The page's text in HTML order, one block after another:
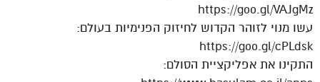
https://goo.gl/VAJgMz
עשו מנוי לזוהר הקדוש לחיזוק הפנימיות בעולם:
https://goo.gl/cPLdsk
התקינו את אפליקציית הסולם: